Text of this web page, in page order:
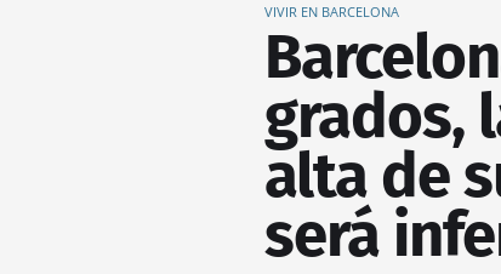
VIVIR EN BARCELONA
grados,
alta de
será